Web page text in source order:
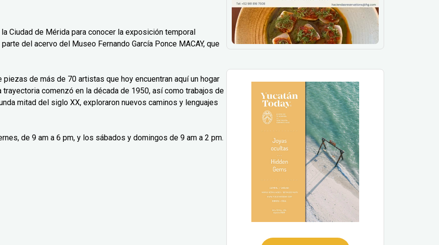
Ciudad de Mérida para conocer la exposición temporal
del acervo del Museo Fernando García Ponce MACAY, que
de más de 70 artistas que hoy encuentran aquí un hogar
comenzó en la década de 1950, así como trabajos de
mitad del siglo XX, exploraron nuevos caminos y lenguajes
de 9 am a 6 pm, y los sábados y domingos de 9 am a 2 pm.